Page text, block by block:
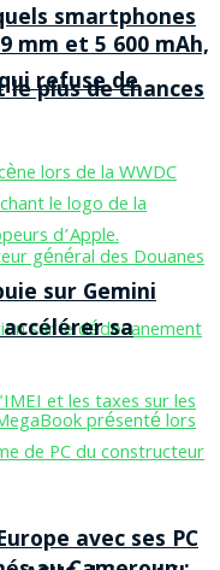
smartphones
plus de chances
mm et 5 600 mAh,
refuse de
sur Gemini
sa
avec ses PC